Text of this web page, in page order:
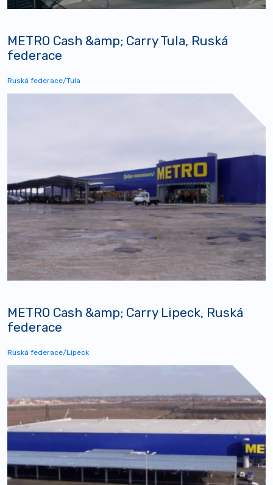
METRO Cash &amp; Carry Tula, Ruská
federace
Ruská federace/Tula
METRO Cash &amp; Carry Lipeck, Ruská
federace
Ruská federace/Lipeck